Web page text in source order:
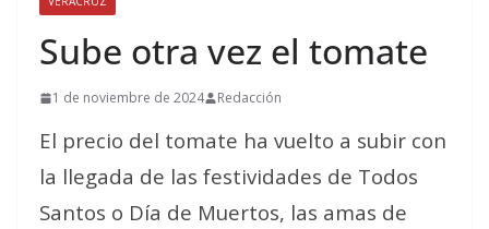
Sube otra vez el tomate
1 de noviembre de 2024 Redacción
El precio del tomate ha vuelto a subir con
la llegada de las festividades de Todos
Santos o Día de Muertos, las amas de